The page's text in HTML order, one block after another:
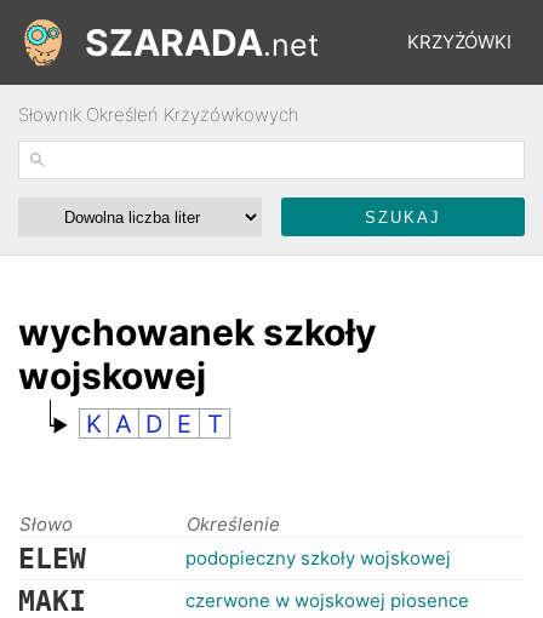
KRZYŻÓWKI
ŁAMIGŁÓWKI
RANKINGI
SZARADA.net
Słownik Określeń Krzyżówkowych
wychowanek szkoły
wojskowej
K A D E T
Słowo Określenie
ELEW podopieczny szkoły wojskowej
MAKI czerwone w wojskowej piosence